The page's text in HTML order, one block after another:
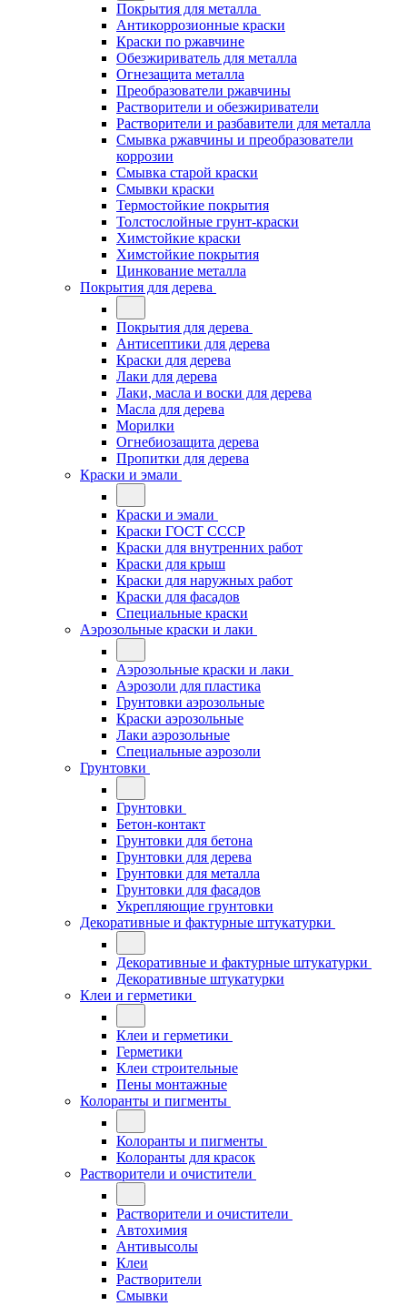
Покрытия для металла
Антикоррозионные краски
Краски по ржавчине
Обезжириватель для металла
Огнезащита металла
Преобразователи ржавчины
Растворители и обезжириватели
Растворители и разбавители для металла
Смывка ржавчины и преобразователи
коррозии
Смывка старой краски
Смывки краски
Термостойкие покрытия
Толстослойные грунт-краски
Химстойкие краски
Химстойкие покрытия
Цинкование металла
Покрытия для дерева
Покрытия для дерева
Антисептики для дерева
Краски для дерева
Лаки для дерева
Лаки, масла и воски для дерева
Масла для дерева
Морилки
Огнебиозащита дерева
Пропитки для дерева
Краски и эмали
Краски и эмали
Краски ГОСТ СССР
Краски для внутренних работ
Краски для крыш
Краски для наружных работ
Краски для фасадов
Специальные краски
Аэрозольные краски и лаки
Аэрозольные краски и лаки
Аэрозоли для пластика
Грунтовки аэрозольные
Краски аэрозольные
Лаки аэрозольные
Специальные аэрозоли
Грунтовки
Грунтовки
Бетон-контакт
Грунтовки для бетона
Грунтовки для дерева
Грунтовки для металла
Грунтовки для фасадов
Укрепляющие грунтовки
Декоративные и фактурные штукатурки
Декоративные и фактурные штукатурки
Декоративные штукатурки
Клеи и герметики
Клеи и герметики
Герметики
Клеи строительные
Пены монтажные
Колоранты и пигменты
Колоранты и пигменты
Колоранты для красок
Растворители и очистители
Растворители и очистители
Автохимия
Антивысолы
Клеи
Растворители
Смывки